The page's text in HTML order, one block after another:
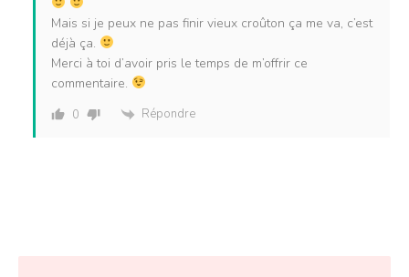
Mais si je peux ne pas finir vieux croûton ça me va, c’est
déjà ça.
Merci à toi d’avoir pris le temps de m’offrir ce
commentaire.
0 Répondre